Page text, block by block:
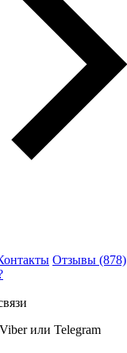
Отзывы (878)
или Telegram